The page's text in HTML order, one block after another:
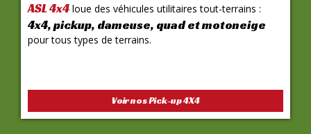
ASL 4x4 loue des véhicules utilitaires tout-terrains :
4x4, pickup, dameuse, quad et motoneige
pour tous types de terrains.
Voir nos Pick-up 4X4